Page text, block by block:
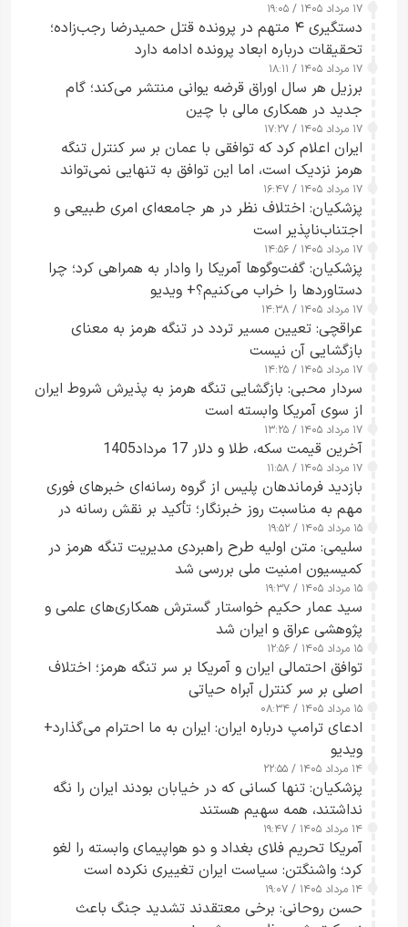
۱۷ مرداد ۱۴۰۵ / ۱۹:۰۵
دستگیری ۴ متهم در پرونده قتل حمیدرضا رجب‌زاده؛
تحقیقات درباره ابعاد پرونده ادامه دارد
۱۷ مرداد ۱۴۰۵ / ۱۸:۱۱
برزیل هر سال اوراق قرضه یوانی منتشر می‌کند؛ گام
جدید در همکاری مالی با چین
۱۷ مرداد ۱۴۰۵ / ۱۷:۲۷
ایران اعلام کرد که توافقی با عمان بر سر کنترل تنگه
هرمز نزدیک است، اما این توافق به تنهایی نمی‌تواند
آبراه را آزاد کند
۱۷ مرداد ۱۴۰۵ / ۱۶:۴۷
پزشکیان: اختلاف نظر در هر جامعه‌ای امری طبیعی و
اجتناب‌ناپذیر است
۱۷ مرداد ۱۴۰۵ / ۱۴:۵۶
پزشکیان: گفت‌وگوها آمریکا را وادار به همراهی کرد؛ چرا
دستاوردها را خراب می‌کنیم؟+ ویدیو
۱۷ مرداد ۱۴۰۵ / ۱۴:۳۸
عراقچی: تعیین مسیر تردد در تنگه هرمز به معنای
بازگشایی آن نیست
۱۷ مرداد ۱۴۰۵ / ۱۴:۲۵
سردار محبی: بازگشایی تنگه هرمز به پذیرش شروط ایران
از سوی آمریکا وابسته است
۱۷ مرداد ۱۴۰۵ / ۱۳:۲۵
آخرین قیمت سکه، طلا و دلار 17 مرداد1405
۱۷ مرداد ۱۴۰۵ / ۱۱:۵۸
بازدید فرماندهان پلیس از گروه رسانه‌ای خبرهای فوری
مهم به مناسبت روز خبرنگار؛ تأکید بر نقش رسانه در
تقویت امنیت و اعتماد عمومی
۱۵ مرداد ۱۴۰۵ / ۱۹:۵۲
سلیمی: متن اولیه طرح راهبردی مدیریت تنگه هرمز در
کمیسیون امنیت ملی بررسی شد
۱۵ مرداد ۱۴۰۵ / ۱۹:۳۷
سید عمار حکیم خواستار گسترش همکاری‌های علمی و
پژوهشی عراق و ایران شد
۱۵ مرداد ۱۴۰۵ / ۱۲:۵۶
توافق احتمالی ایران و آمریکا بر سر تنگه هرمز؛ اختلاف
اصلی بر سر کنترل آبراه حیاتی
۱۵ مرداد ۱۴۰۵ / ۰۸:۳۴
ادعای ترامپ درباره ایران: ایران به ما احترام می‌گذارد+
ویدیو
۱۴ مرداد ۱۴۰۵ / ۲۲:۵۵
پزشکیان: تنها کسانی که در خیابان بودند ایران را نگه
نداشتند، همه سهیم هستند
۱۴ مرداد ۱۴۰۵ / ۱۹:۴۷
آمریکا تحریم فلای بغداد و دو هواپیمای وابسته را لغو
کرد؛ واشنگتن: سیاست ایران تغییری نکرده است
۱۴ مرداد ۱۴۰۵ / ۱۹:۰۷
حسن روحانی: برخی معتقدند تشدید جنگ باعث